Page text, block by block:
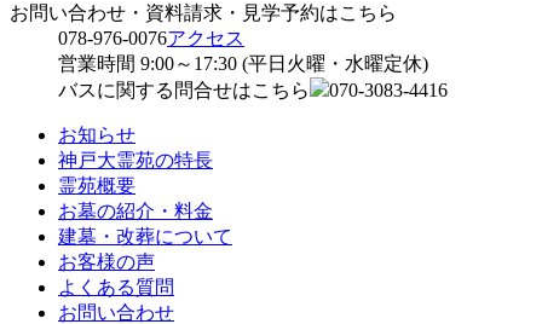
お問い合わせ・資料請求・見学予約はこちら
078-976-0076アクセス
営業時間 9:00～17:30 (平日火曜・水曜定休)
バスに関する問合せはこちら
070-3083-4416
お知らせ
神戸大霊苑の特長
霊苑概要
お墓の紹介・料金
建墓・改葬について
お客様の声
よくある質問
お問い合わせ